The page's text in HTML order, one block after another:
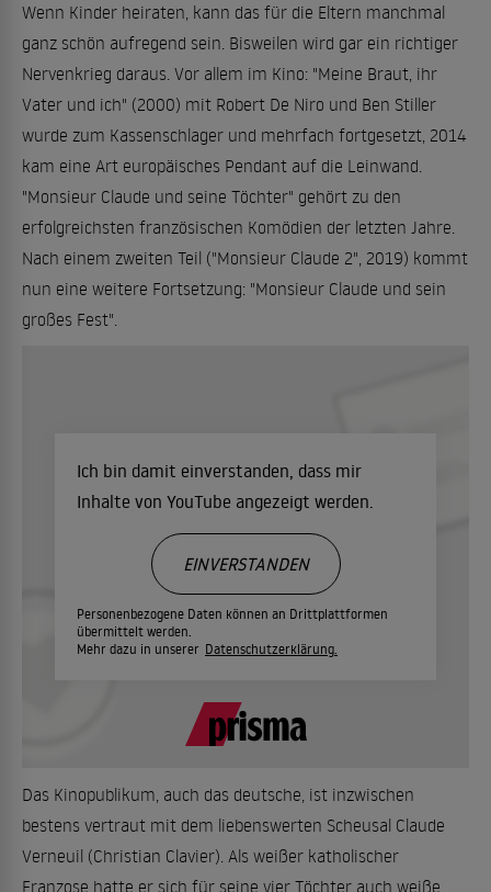
Wenn Kinder heiraten, kann das für die Eltern manchmal
ganz schön aufregend sein. Bisweilen wird gar ein richtiger
Nervenkrieg daraus. Vor allem im Kino: "Meine Braut, ihr
Vater und ich" (2000) mit Robert De Niro und Ben Stiller
wurde zum Kassenschlager und mehrfach fortgesetzt, 2014
kam eine Art europäisches Pendant auf die Leinwand.
"Monsieur Claude und seine Töchter" gehört zu den
erfolgreichsten französischen Komödien der letzten Jahre.
Nach einem zweiten Teil ("Monsieur Claude 2", 2019) kommt
nun eine weitere Fortsetzung: "Monsieur Claude und sein
großes Fest".
Ich bin damit einverstanden, dass mir
Inhalte von YouTube angezeigt werden.
Personenbezogene Daten können an Drittplattformen
übermittelt werden.
Mehr dazu in unserer Datenschutzerklärung.
EINVERSTANDEN
Das Kinopublikum, auch das deutsche, ist inzwischen
bestens vertraut mit dem liebenswerten Scheusal Claude
Verneuil (Christian Clavier). Als weißer katholischer
Franzose hatte er sich für seine vier Töchter auch weiße